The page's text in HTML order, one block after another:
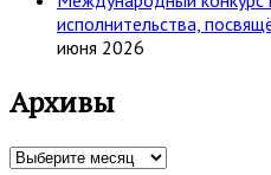
исполнительства,
июня 2026
Архивы
Архивы